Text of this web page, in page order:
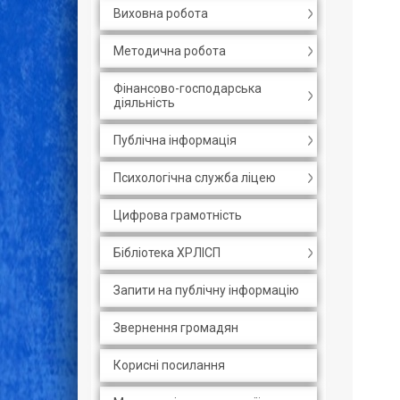
Виховна робота
Методична робота
Фінансово-господарська
діяльність
Публічна інформація
Психологічна служба ліцею
Цифрова грамотність
Бібліотека ХРЛІСП
Запити на публічну інформацію
Звернення громадян
Корисні посилання